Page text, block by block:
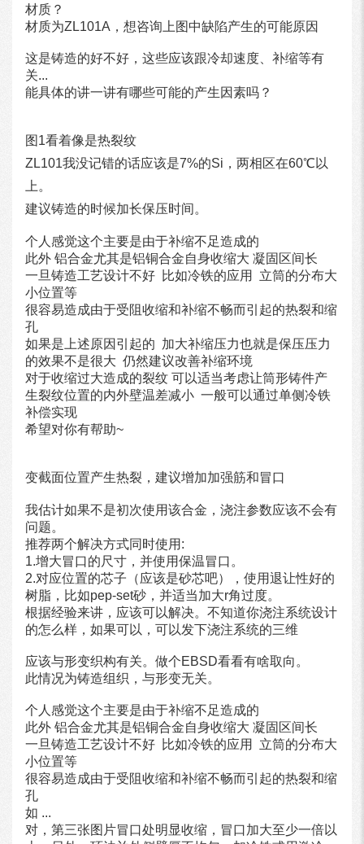
材质？
材质为ZL101A，想咨询上图中缺陷产生的可能原因
这是铸造的好不好，这些应该跟冷却速度、补缩等有
关...
能具体的讲一讲有哪些可能的产生因素吗？
图1看着像是热裂纹
ZL101我没记错的话应该是7%的Si，两相区在60℃以
上。
建议铸造的时候加长保压时间。
个人感觉这个主要是由于补缩不足造成的
此外 铝合金尤其是铝铜合金自身收缩大 凝固区间长
一旦铸造工艺设计不好 比如冷铁的应用 立筒的分布大
小位置等
很容易造成由于受阻收缩和补缩不畅而引起的热裂和缩
孔
如果是上述原因引起的 加大补缩压力也就是保压压力
的效果不是很大 仍然建议改善补缩环境
对于收缩过大造成的裂纹 可以适当考虑让筒形铸件产
生裂纹位置的内外壁温差减小 一般可以通过单侧冷铁
补偿实现
希望对你有帮助~
变截面位置产生热裂，建议增加加强筋和冒口
我估计如果不是初次使用该合金，浇注参数应该不会有
问题。
推荐两个解决方式同时使用:
1.增大冒口的尺寸，并使用保温冒口。
2.对应位置的芯子（应该是砂芯吧），使用退让性好的
树脂，比如pep-set砂，并适当加大r角过度。
根据经验来讲，应该可以解决。不知道你浇注系统设计
的怎么样，如果可以，可以发下浇注系统的三维
应该与形变织构有关。做个EBSD看看有啥取向。
此情况为铸造组织，与形变无关。
个人感觉这个主要是由于补缩不足造成的
此外 铝合金尤其是铝铜合金自身收缩大 凝固区间长
一旦铸造工艺设计不好 比如冷铁的应用 立筒的分布大
小位置等
很容易造成由于受阻收缩和补缩不畅而引起的热裂和缩
孔
如 ...
对，第三张图片冒口处明显收缩，冒口加大至少一倍以